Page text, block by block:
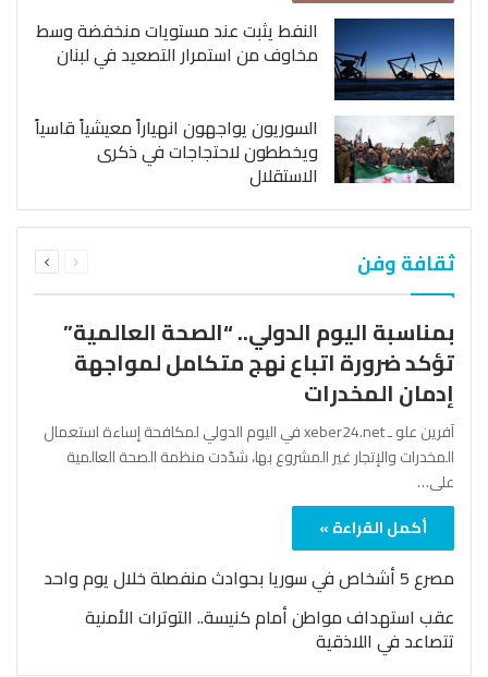
النفط يثبت عند مستويات منخفضة وسط
مخاوف من استمرار التصعيد في لبنان
السوريون يواجهون انهياراً معيشياً قاسياً
ويخططون لاحتجاجات في ذكرى
الاستقلال
ثقافة وفن الصفحةالصفحة
بمناسبة اليوم الدولي.. “الصحة العالمية”
تؤكد ضرورة اتباع نهج متكامل لمواجهة
إدمان المخدرات
آفرين علو ـ xeber24.net في اليوم الدولي لمكافحة إساءة استعمال
المخدرات والإتجار غير المشروع بها، شدّدت منظمة الصحة العالمية
على…
أكمل القراءة »
مصرع 5 أشخاص في سوريا بحوادث منفصلة خلال يوم واحد
عقب استهداف مواطن أمام كنيسة.. التوترات الأمنية
تتصاعد في اللاذقية